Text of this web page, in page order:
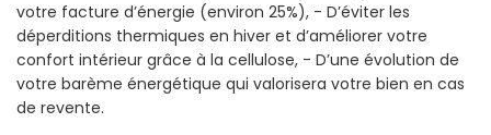
votre facture d’énergie (environ 25%), - D’éviter les
déperditions thermiques en hiver et d’améliorer votre
confort intérieur grâce à la cellulose, - D’une évolution de
votre barème énergétique qui valorisera votre bien en cas
de revente.